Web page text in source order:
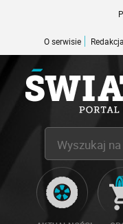
O serwisie Redakcja